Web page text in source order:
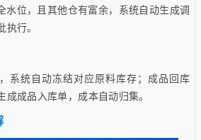
水位，且其他仓有富余，系统自动生成调
执行。
系统自动冻结对应原料库存；成品回库
成成品入库单，成本自动归集。